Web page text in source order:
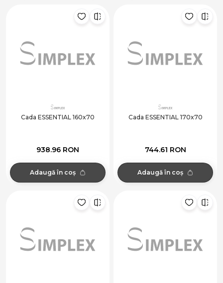
Cada ESSENTIAL 160x70
938.96 RON
Adaugă în coș
Cada ESSENTIAL 170x70
744.61 RON
Adaugă în coș